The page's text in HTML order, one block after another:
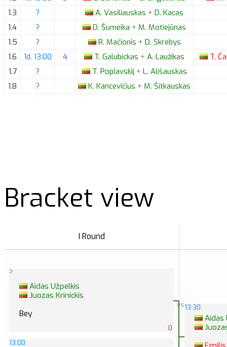
1.3
? A. Vasiliauskas + D. Kacas
1.4
? D. Šumeika + M. Motiejūnas
1.5
? R. Mačionis + D. Skrebys
1.6
1d. 13:00 4 T. Galubickas + A. Laužikas T.
1.7
? T. Poplavskij + L. Ališauskas
1.8
? K. Kancevičius + M. Šitkauskas
Bracket view
I Round
?
Aidas Užpelkis
Juozas Krinickis
vs
Bey
0
13:00
13:30
Aidas